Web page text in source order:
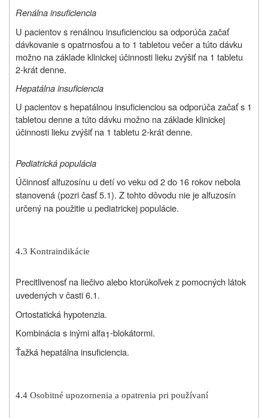
Renálna insuficiencia
U pacientov s renálnou insuficienciou sa odporúča začať
dávkovanie s opatrnosťou a to 1 tabletou večer a túto dávku
možno na základe klinickej účinnosti lieku zvýšiť na 1 tabletu
2-krát denne.
Hepatálna insuficiencia
U pacientov s hepatálnou insuficienciou sa odporúča začať s 1
tabletou denne a túto dávku možno na základe klinickej
účinnosti lieku zvýšiť na 1 tabletu 2-krát denne.
Pediatrická populácia
Účinnosť alfuzosínu u detí vo veku od 2 do 16 rokov nebola
stanovená (pozri časť 5.1). Z tohto dôvodu nie je alfuzosín
určený na použitie u pediatrickej populácie.
4.3 Kontraindikácie
Precitlivenosť na liečivo alebo ktorúkoľvek z pomocných látok
uvedených v časti 6.1.
Ortostatická hypotenzia.
Kombinácia s inými alfa1-blokátormi.
Ťažká hepatálna insuficiencia.
4.4 Osobitné upozornenia a opatrenia pri používaní